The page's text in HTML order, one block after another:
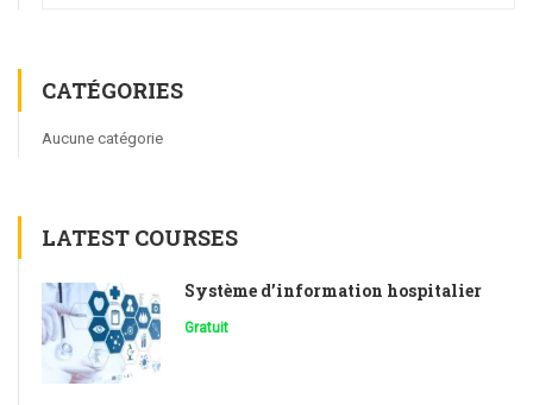
CATÉGORIES
Aucune catégorie
LATEST COURSES
Système d’information hospitalier
Gratuit